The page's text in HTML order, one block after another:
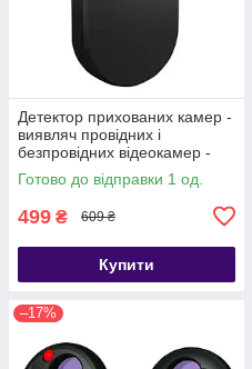
Детектор прихованих камер -
виявляч провідних і
безпровідних відеокамер -
брелок CD-10
Готово до відправки 1 од.
499 ₴ 609 ₴
Купити
–17%